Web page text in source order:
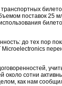
поставок 25
до тех пор
сотни
как нам